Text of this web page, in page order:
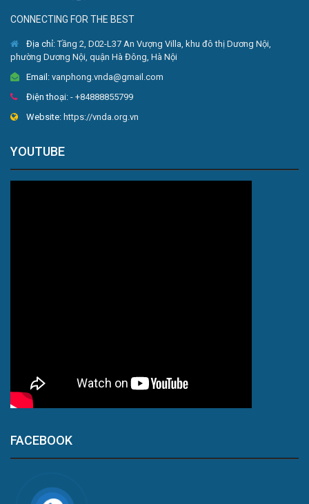
CONNECTING FOR THE BEST
Địa chỉ:Tầng 2, D02-L37 An Vượng Villa, khu đô thị Dương Nội,
phường Dương Nội, quận Hà Đông, Hà Nội
Email: vanphong.vnda@gmail.com
Điện thoại: - +84888855799
Website: https://vnda.org.vn
YOUTUBE
FACEBOOK